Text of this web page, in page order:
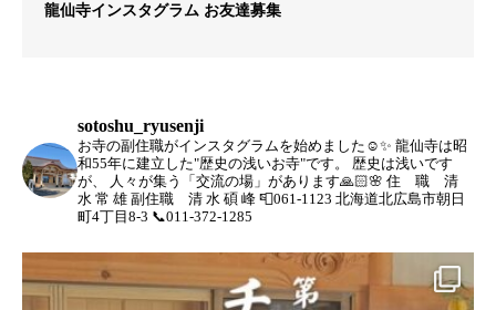
龍仙寺インスタグラム お友達募集
sotoshu_ryusenji
お寺の副住職がインスタグラムを始めました☺️✨ 龍仙寺は昭
和55年に建立した"歴史の浅いお寺"です。
歴史は浅いです
が、
人々が集う「交流の場」があります🙏🏻🌸 住 職 清
水 常 雄 副住職 清 水 碩 峰 📮061-1123 北海道北広島市朝日
町4丁目8-3 📞011-372-1285